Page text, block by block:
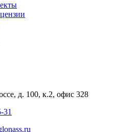
д. 100, к.2, офис 328
31